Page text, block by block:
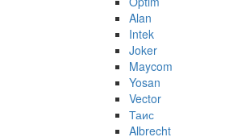
Alan
Intek
Joker
Maycom
Yosan
Vector
Таис
Albrecht